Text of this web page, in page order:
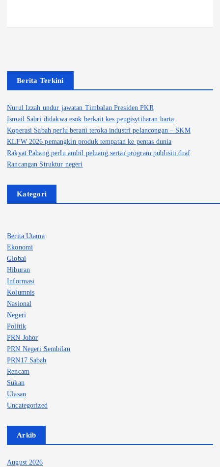
Berita Terkini
Nurul Izzah undur jawatan Timbalan Presiden PKR
Ismail Sabri didakwa esok berkait kes pengisytiharan harta
Koperasi Sabah perlu berani teroka industri pelancongan – SKM
KLFW 2026 pemangkin produk tempatan ke pentas dunia
Rakyat Pahang perlu ambil peluang sertai program publisiti draf
Rancangan Struktur negeri
Kategori
Berita Utama
Ekonomi
Global
Hiburan
Informasi
Kolumnis
Nasional
Negeri
Politik
PRN Johor
PRN Negeri Sembilan
PRN17 Sabah
Rencam
Sukan
Ulasan
Uncategorized
Arkib
August 2026